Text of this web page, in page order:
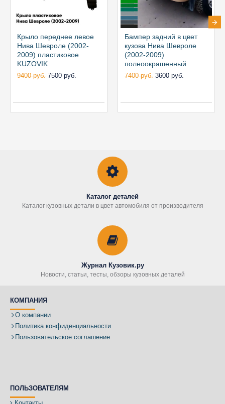
Крыло переднее левое
Нива Шевроле (2002-
2009) пластиковое
KUZOVIK
9400 руб. 7500 руб.
Бампер задний в цвет
кузова Нива Шевроле
(2002-2009)
полноокрашенный
7400 руб. 3600 руб.
Каталог деталей
Каталог кузовных детали в цвет автомобиля от производителя
Журнал Кузовик.ру
Новости, статьи, тесты, обзоры кузовных деталей
КОМПАНИЯ
О компании
Политика конфиденциальности
Пользовательское соглашение
ПОЛЬЗОВАТЕЛЯМ